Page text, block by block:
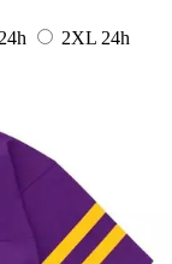
24h 2XL 24h